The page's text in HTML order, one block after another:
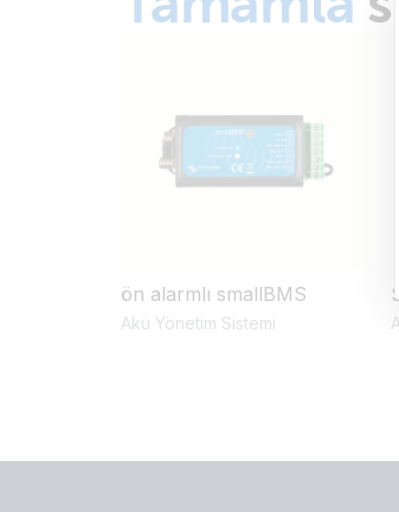
ön alarmlı smallBMS
Akü Yönetim Sistemi